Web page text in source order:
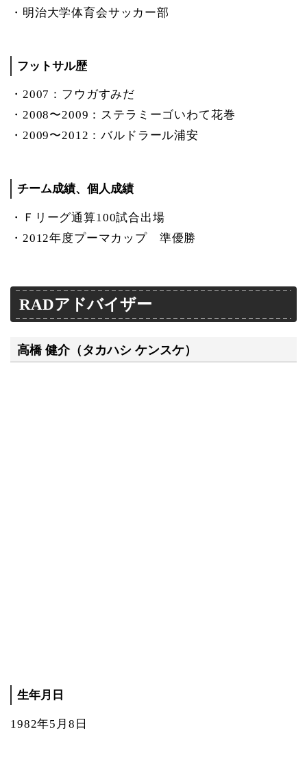
・明治大学体育会サッカー部
フットサル歴
・2007：フウガすみだ
・2008〜2009：ステラミーゴいわて花巻
・2009〜2012：バルドラール浦安
チーム成績、個人成績
・Ｆリーグ通算100試合出場
・2012年度プーマカップ 準優勝
RADアドバイザー
高橋 健介（タカハシ ケンスケ）
生年月日
1982年5月8日